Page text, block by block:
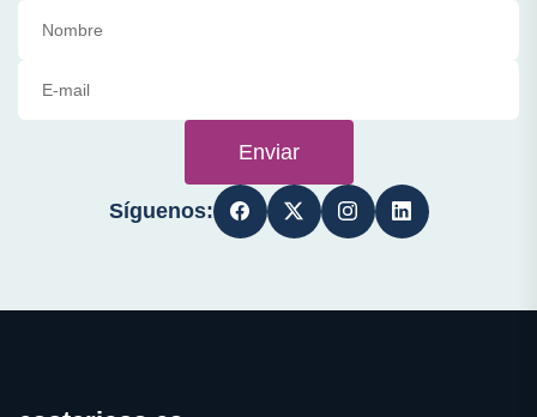
Enviar
Síguenos: